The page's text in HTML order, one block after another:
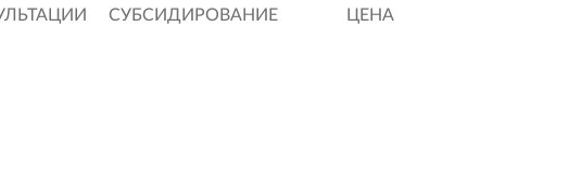
СУБСИДИРОВАНИЕ ЦЕНА